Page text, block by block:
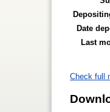
Date
Last
Check full